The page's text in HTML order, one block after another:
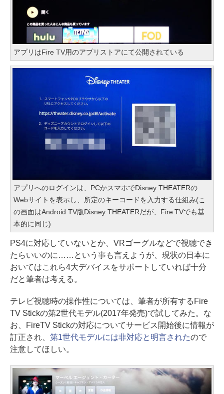
アプリはFire TV用のアプリストアにて公開されている
アプリへのログインは、PCかスマホでDisney THEATERの
Webサイトを表示し、所定のキーコードを入力する仕組み(こ
の画面はAndroid TV版Disney THEATERだが、Fire TVでも基
本的に同じ)
PS4に対応していないとか、VRゴーグルなどで視聴でき
たらいいのに……という事も言えようが、現状の日本に
おいてはこれら4大デバイスをサポートしていれば十分
だと筆者は考える。
テレビ視聴時の操作性については、筆者が所有するFire
TV Stickの第2世代モデル(2017年発売)で試してみた。な
お、FireTV Stickの対応についてサービス開始後に情報が
訂正され、 第1世代モデルには非対応と明言されたので
注意してほしい。